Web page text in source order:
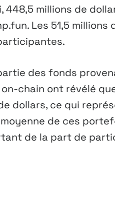
448,5 millions de
Les 51,5
des fonds
on-chain ont révélé
dollars, ce qui
de ces
de la part de